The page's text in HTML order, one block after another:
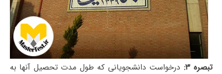
تبصره ۳:
درخواست دانشجویانی که طول مدت تحصیل آنها به